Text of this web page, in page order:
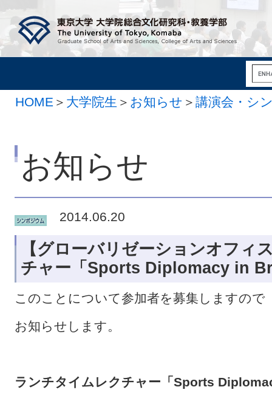
HOME ＞ 大学院生 ＞ お知らせ ＞ 講演会・シ
お知らせ
2014.06.20
【グローバリゼーションオフィ
チャー「Sports Diplomacy in
このことについて参加者を募集しますので
お知らせします。
ランチタイムレクチャー「Sports